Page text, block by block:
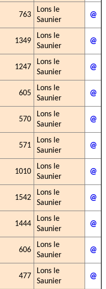
763
Lons le
Saunier
@
1349
Lons le
Saunier
@
1247
Lons le
Saunier
@
605
Lons le
Saunier
@
570
Lons le
Saunier
@
571
Lons le
Saunier
@
1010
Lons le
Saunier
@
1542
Lons le
Saunier
@
1444
Lons le
Saunier
@
606
Lons le
Saunier
@
477
Lons le
Saunier
@